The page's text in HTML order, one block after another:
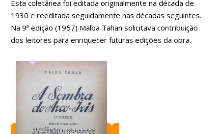
Esta coletânea foi editada originalmente na década de
1930 e reeditada seguidamente nas décadas seguintes.
Na 9⁠ª edição (1957) Malba Tahan solicitava contribuição
dos leitores para enriquecer futuras edições da obra.